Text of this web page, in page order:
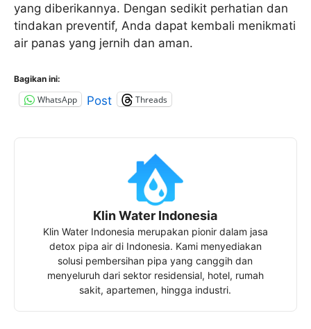
yang diberikannya. Dengan sedikit perhatian dan
tindakan preventif, Anda dapat kembali menikmati
air panas yang jernih dan aman.
Bagikan ini:
WhatsApp Post Threads
Klin Water Indonesia
Klin Water Indonesia merupakan pionir dalam jasa
detox pipa air di Indonesia. Kami menyediakan
solusi pembersihan pipa yang canggih dan
menyeluruh dari sektor residensial, hotel, rumah
sakit, apartemen, hingga industri.